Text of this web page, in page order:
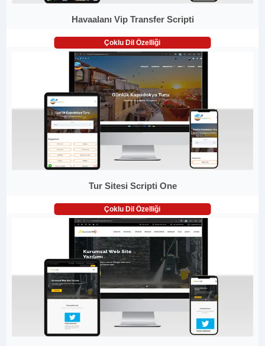
Havaalanı Vip Transfer Scripti
Çoklu Dil Özelliği
Tur Sitesi Scripti One
Çoklu Dil Özelliği